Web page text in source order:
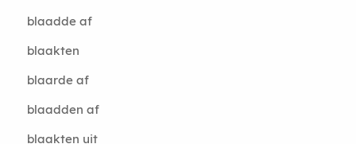
blaadde af
blaakten
blaarde af
blaadden af
blaakten uit